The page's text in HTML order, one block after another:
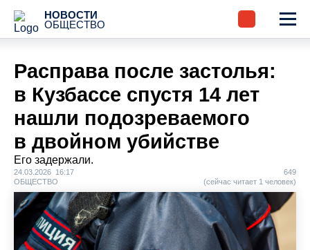
НОВОСТИ
ОБЩЕСТВО
Расправа после застолья:
в Кузбассе спустя 14 лет
нашли подозреваемого
в двойном убийстве
Его задержали.
24.03.2026 16:17
ОБЩЕСТВО
649
(сейчас читает 1 человек)